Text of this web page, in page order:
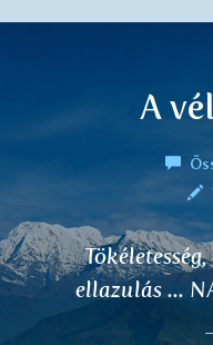
A
ellazulás ...